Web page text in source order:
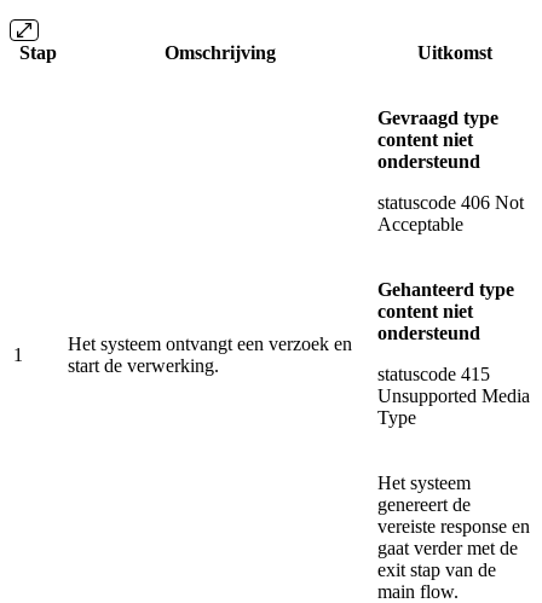
Stap Omschrijving Uitkomst
1
Het systeem ontvangt een verzoek en
start de verwerking.
Gevraagd type
content niet
ondersteund
statuscode 406 Not
Acceptable
Gehanteerd type
content niet
ondersteund
statuscode 415
Unsupported Media
Type
Het systeem
genereert de
vereiste response en
gaat verder met de
exit stap van de
main flow.